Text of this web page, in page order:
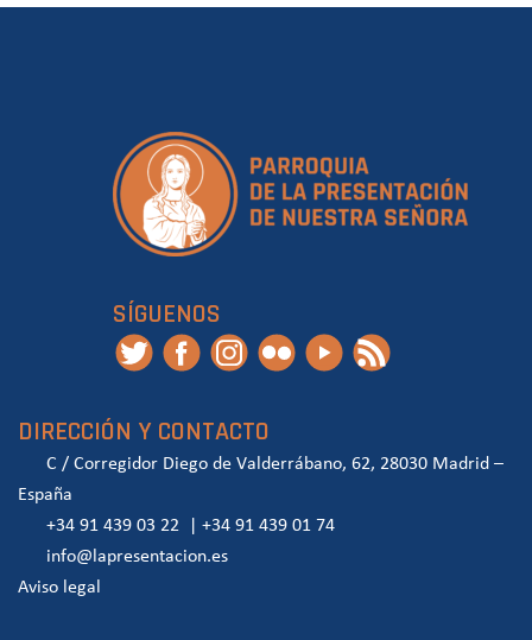
SÍGUENOS
DIRECCIÓN Y CONTACTO
C / Corregidor Diego de Valderrábano, 62, 28030 Madrid –
España
+34 91 439 03 22
+34 91 439 01 74
info@lapresentacion.es
Aviso legal